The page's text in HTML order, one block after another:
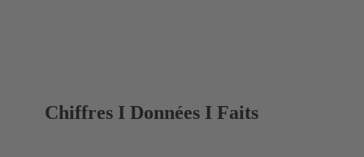
Chiffres I Données I Faits